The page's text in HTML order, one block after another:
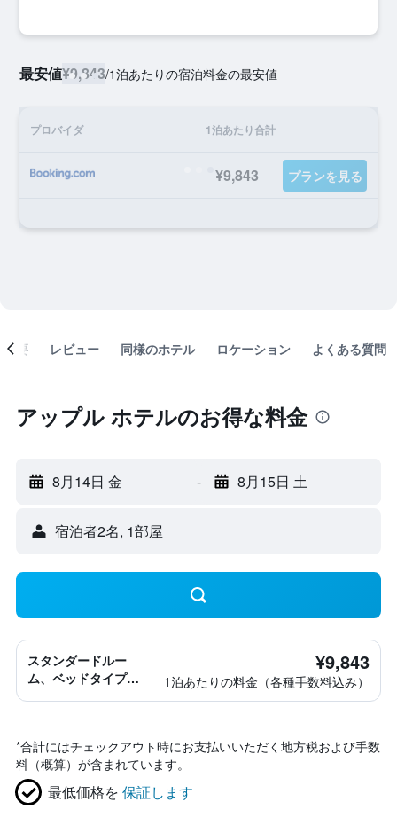
最安値¥9,843/1泊あたりの宿泊料金の最安値
プロバイダ 1泊あたり合計
¥9,843 プランを見る
概要 レビュー 同様のホテル ロケーション よくある質問
アップル ホテルのお得な料金
8月14日 金 - 8月15日 土
宿泊者2名, 1​部屋
スタンダードルー
ム、ベッドタイプ情
¥9,843
1泊あたりの料金（各種手数料込み）
*合計にはチェックアウト時にお支払いいただく地方税および手数
料（概算）が含まれています。
最低価格を 保証します